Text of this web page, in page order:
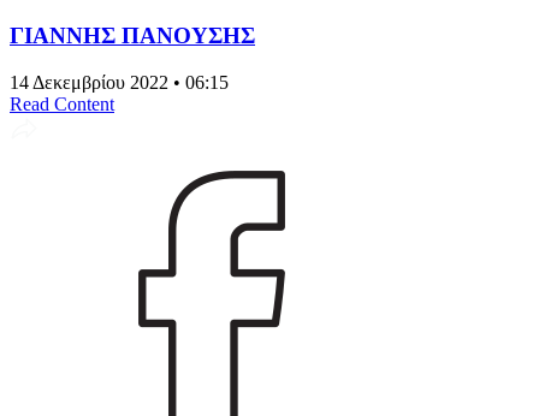
ΓΙΑΝΝΗΣ ΠΑΝΟΥΣΗΣ
14 Δεκεμβρίου 2022 • 06:15
Read Content